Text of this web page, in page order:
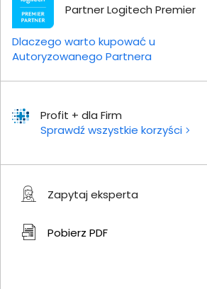
Partner Logitech Premier
Dlaczego warto kupować u
Autoryzowanego Partnera
Profit + dla Firm
Sprawdź wszystkie korzyści
Zapytaj eksperta
Pobierz PDF